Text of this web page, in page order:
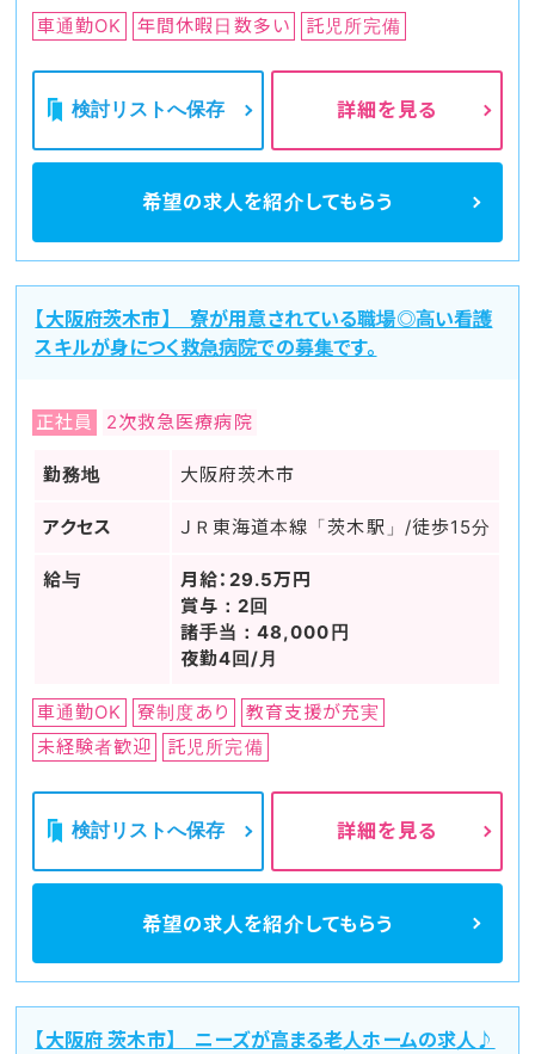
車通勤OK 年間休暇日数多い 託児所完備
検討リストへ保存 詳細を見る
希望の求人を紹介してもらう
【大阪府茨木市】 寮が用意されている職場◎高い看護
スキルが身につく救急病院での募集です。
正社員 2次救急医療病院
勤務地 大阪府茨木市
アクセス ＪＲ東海道本線「茨木駅」/徒歩15分
給与
月給：29.5万円
賞与：2回
諸手当：48,000円
夜勤4回/月
車通勤OK 寮制度あり
教育支援が充実
未経験者歓迎
託児所完備
検討リストへ保存 詳細を見る
希望の求人を紹介してもらう
【大阪府 茨木市】 ニーズが高まる老人ホームの求人♪